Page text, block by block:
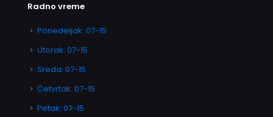
Radno vreme
Ponedeljak: 07-15
Utorak: 07-15
Sreda: 07-15
Četvrtak: 07-15
Petak: 07-15